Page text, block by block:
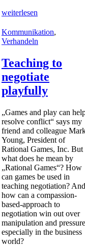
weiterlesen
Kommunikation,
Verhandeln
Teaching to
negotiate
playfully
„Games and play can
resolve conflict“ says my
friend and colleague
Young, President of
Rational Games, Inc. But
what does he mean by
„Rational Games“? How
can games be used in
teaching negotiation? And
how can a compassion-
based-approach to
negotiation win out over
manipulation and
especially in the business
world?